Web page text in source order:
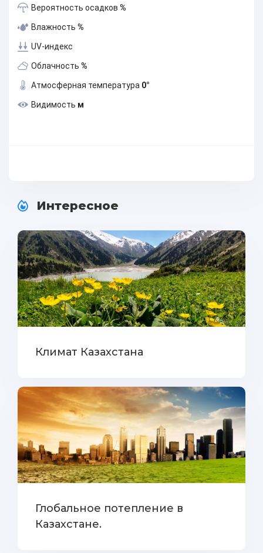
Вероятность осадков %
Влажность %
UV-индекс
Облачность %
Атмосферная температура 0°
Видимость м
Интересное
Климат Казахстана
Глобальное потепление в
Казахстане.